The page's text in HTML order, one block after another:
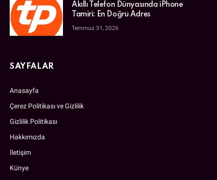
Akıllı Telefon Dünyasında iPhone
Tamiri: En Doğru Adres
Temmuz 31, 2026
SAYFALAR
Anasayfa
Çerez Politikası ve Gizlilik
Gizlilik Politikası
Hakkımızda
İletişim
Künye